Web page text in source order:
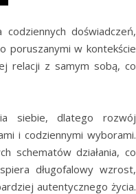
doświadczeń,
poruszanymi w kontekście
relacji z samym sobą, co
siebie, dlatego rozwój
i codziennymi wyborami.
schematów działania, co
długofalowy wzrost,
autentycznego życia.